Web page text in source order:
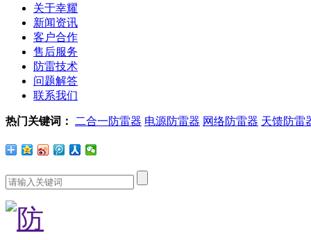
关于幸耀
新闻资讯
客户合作
售后服务
防雷技术
问题解答
联系我们
热门关键词： 二合一防雷器 电源防雷器 网络防雷器 天馈防雷